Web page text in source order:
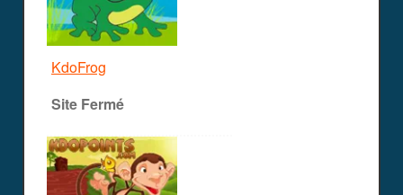
KdoFrog
Site Fermé